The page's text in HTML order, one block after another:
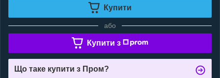
Купити
або
Купити з
Що таке купити з Пром?